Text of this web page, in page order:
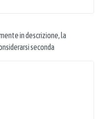
in descrizione, la
seconda